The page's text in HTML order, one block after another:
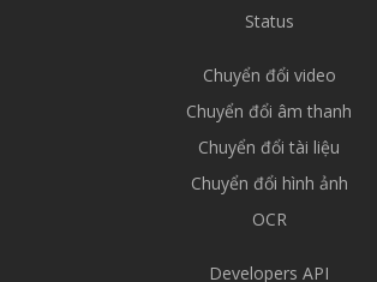
Status
Chuyển đổi video
Chuyển đổi âm thanh
Chuyển đổi tài liệu
Chuyển đổi hình ảnh
OCR
Developers API